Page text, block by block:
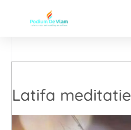
Latifa meditatie